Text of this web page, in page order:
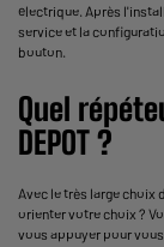
électrique. Après
service et la
bouton.
Quel
DEPOT ?
Avec le très large choix
orienter votre choix ?
vous appuyer pour